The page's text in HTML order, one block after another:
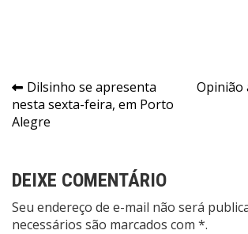
Navegação
de
Dilsinho se apresenta
nesta sexta-feira, em Porto
Alegre
Opinião
DEIXE COMENTÁRIO
Seu endereço de e-mail não será
necessários são marcados com *.